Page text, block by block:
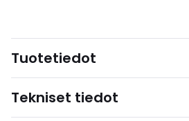
Tuotetiedot
Tekniset tiedot